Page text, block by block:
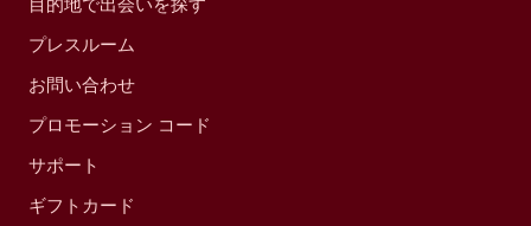
プレスルーム
お問い合わせ
プロモーション コード
サポート
ギフトカード